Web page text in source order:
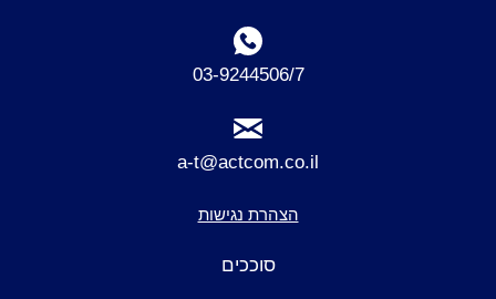
סוככים
03-9244506/7
a-t@actcom.co.il
הצהרת נגישות